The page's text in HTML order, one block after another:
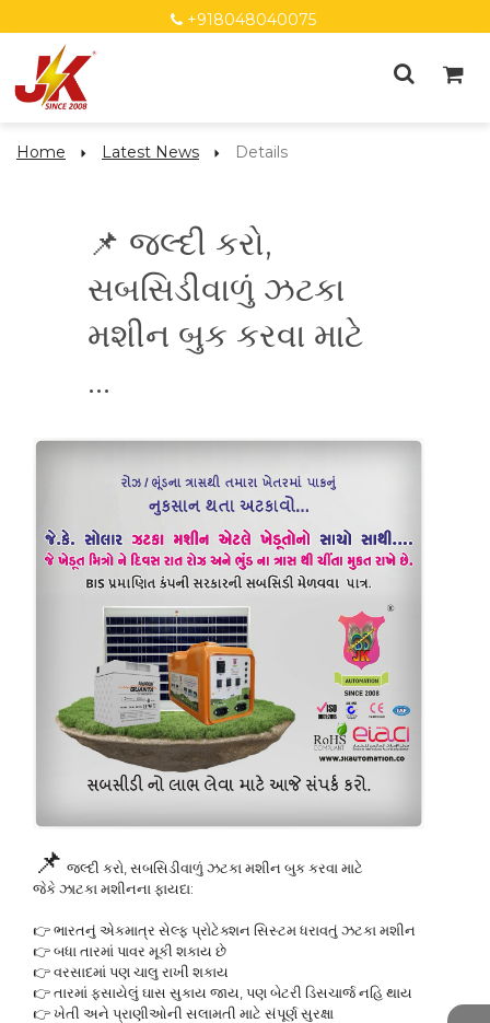
+918048040075
Home Latest News Details
📌 જલ્દી કરો,
સબસિડીવાળું ઝટકા
મશીન બુક કરવા માટે
...
📌 જલ્દી કરો, સબસિડીવાળું ઝટકા મશીન બુક કરવા માટે
જેકે ઝાટકા મશીનના ફાયદા:
👉 ભારતનું એકમાત્ર સેલ્ફ પ્રોટેક્શન સિસ્ટમ ધરાવતું ઝટકા મશીન
👉 બધા તારમાં પાવર મૂકી શકાય છે
👉 વરસાદમાં પણ ચાલુ રાખી શકાય
👉 તારમાં ફસાયેલું ઘાસ સુકાય જાય, પણ બેટરી ડિસચાર્જ નહિ થાય
👉 ખેતી અને પ્રાણીઓની સલામતી માટે સંપૂર્ણ સુરક્ષા